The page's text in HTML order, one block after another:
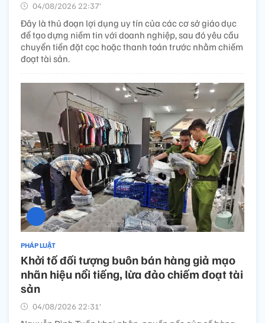
04/08/2026 22:37’
Đây là thủ đoạn lợi dụng uy tín của các cơ sở giáo dục
để tạo dựng niềm tin với doanh nghiệp, sau đó yêu cầu
chuyển tiền đặt cọc hoặc thanh toán trước nhằm chiếm
đoạt tài sản.
PHÁP LUẬT
Khởi tố đối tượng buôn bán hàng giả mạo
nhãn hiệu nổi tiếng, lừa đảo chiếm đoạt tài
sản
04/08/2026 22:31’